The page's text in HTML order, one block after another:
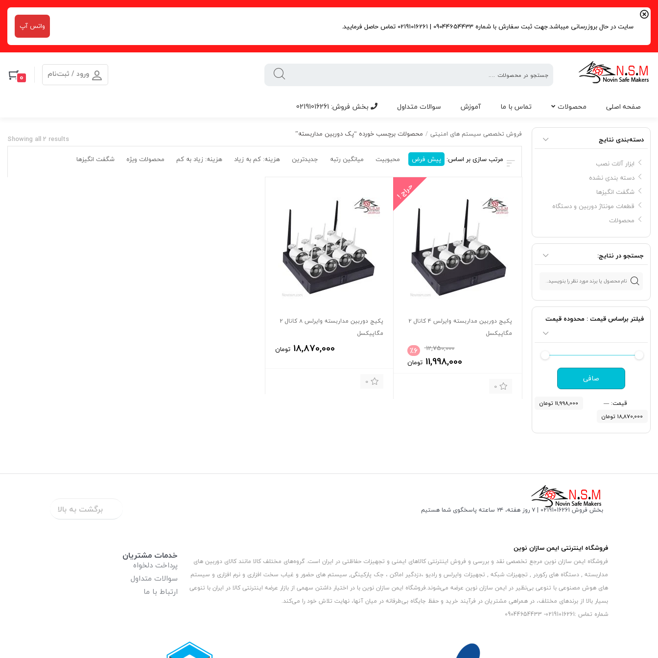
سایت در حال بروزرسانی میباشد.جهت ثبت سفارش با شماره 09044654433 | 02191016261 تماس حاصل فرمایید. واتس آپ
تخصصی
امنیتی
ورود / ثبت‌نام 0
صفحه اصلی محصولات تماس با ما آموزش سوالات متداول بخش فروش: 02191016261
پک دوربین مداربسته فروش تخصصی سیستم های امنیتی / محصولات برچسب خورده “پک دوربین مداربسته”
Showing all 2 results
مرتب سازی بر اساس: پیش فرض محبوبیت میانگین رتبه جدیدترین هزینه: کم به زیاد هزینه: زیاد به کم محصولات ویژه شگفت انگیزها
حراج !
پکیج دوربین مداربسته وایرلس 4 کانال 2
مگاپیکسل
0
٪6 12,750,000
11,998,000 تومان
پکیج دوربین مداربسته وایرلس 8 کانال 2
مگاپیکسل
0
18,870,000 تومان
دسته‌بندی نتایج
ابزار آلات نصب
دسته بندی نشده
شگفت انگیزها
قطعات مونتاژ دوربین و دستگاه
محصولات
جستجو در نتایج:
فیلتر براساس قیمت : محدوده قیمت
صافی
قيمت: 11,998,000 تومان
—
18,870,000 تومان
بخش فروش 02191016261 | ۷ روز هفته، ۲۴ ساعته پاسخگوی شما هستیم برگشت به بالا
فروشگاه اینترنتی ایمن سازان نوین
فروشگاه ایمن سازان نوین مرجع تخصصی نقد و بررسی و فروش اینترنتی کالاهای ایمنی و تجهیزات حفاظتی در ایران است. گروه‏‏‌های مختلف کالا مانند کالای دوربین های
مداربسته , دستگاه های رکوردر , تجهیزات شبکه , تجهیزات وایرلس و رادیو ،دزدگیر اماکن ، جک پارکینگی, سیستم های حضور و غیاب سخت افزاری و نرم افزاری و سیستم
های هوش مصنوعی با تنوعی بی‌نظیر در ایمن سازان نوین عرضه می‏‏‏‌شوند.فروشگاه ایمن سازان نوین با در اختیار داشتن سهمی از بازار عرضه اینترنتی کالا در ایران با تنوعی
بسیار بالا از برندهای مختلف، در همراهی مشتریان در فرآیند خرید و حفظ جایگاه بی‏‏‏‌طرفانه در میان آنها، نهایت تلاش خود را می‌‏‏کند.
شماره تماس :02191016261- 09044654433
خدمات مشتریان
پرداخت دلخواه
سوالات متداول
ارتباط با ما